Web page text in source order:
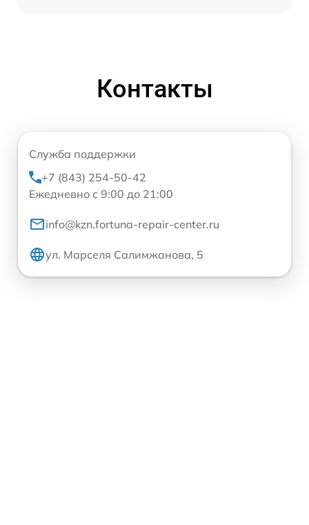
Контакты
Служба поддержки
+7 (843) 254-50-42
Ежедневно с 9:00 до 21:00
info@kzn.fortuna-repair-center.ru
ул. Марселя Салимжанова, 5